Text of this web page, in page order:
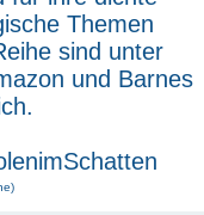
Themen
sind unter
und Barnes